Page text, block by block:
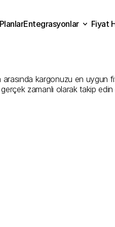
kargonuzu en uygun
gerçek zamanlı olarak takip
PlanlarEntegrasyonlar
Fiyat